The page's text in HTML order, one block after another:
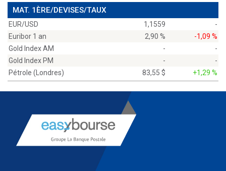
MAT. 1ÈRE/DEVISES/TAUX
EUR/USD 1,1559
-
Euribor 1 an
2,90 %
-1,09 %
Gold Index AM
-
-
Gold Index PM
-
-
Pétrole (Londres)
83,55 $ +1,29 %